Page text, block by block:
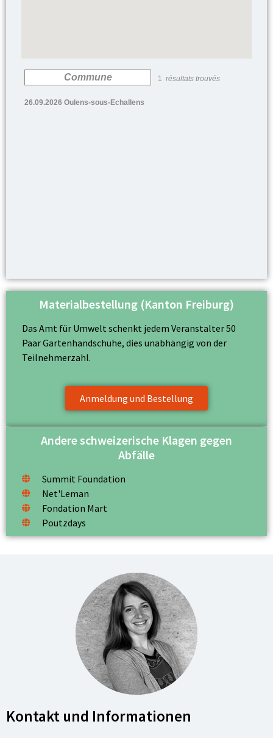
Materialbestellung (Kanton Freiburg)
Das Amt für Umwelt schenkt jedem Veranstalter 50
Paar Gartenhandschuhe, dies unabhängig von der
Teilnehmerzahl.
Anmeldung und Bestellung
Andere schweizerische Klagen gegen
Abfälle
Summit Foundation
Net'Leman
Fondation Mart
Poutzdays
Kontakt und Informationen